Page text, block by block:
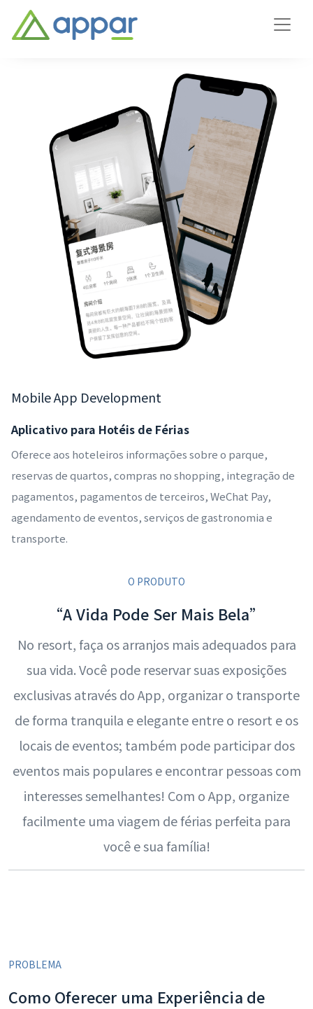
Mobile App Development
Aplicativo para Hotéis de Férias
Oferece aos hoteleiros informações sobre o parque,
reservas de quartos, compras no shopping, integração de
pagamentos, pagamentos de terceiros, WeChat Pay,
agendamento de eventos, serviços de gastronomia e
transporte.
O PRODUTO
“A Vida Pode Ser Mais Bela”
No resort, faça os arranjos mais adequados para
sua vida. Você pode reservar suas exposições
exclusivas através do App, organizar o transporte
de forma tranquila e elegante entre o resort e os
locais de eventos; também pode participar dos
eventos mais populares e encontrar pessoas com
interesses semelhantes! Com o App, organize
facilmente uma viagem de férias perfeita para
você e sua família!
PROBLEMA
Como Oferecer uma Experiência de